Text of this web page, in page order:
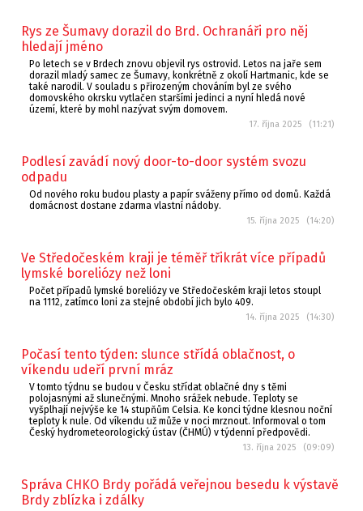
Rys ze Šumavy dorazil do Brd. Ochranáři pro něj
hledají jméno
Po letech se v Brdech znovu objevil rys ostrovid. Letos na jaře sem
dorazil mladý samec ze Šumavy, konkrétně z okolí Hartmanic, kde se
také narodil. V souladu s přirozeným chováním byl ze svého
domovského okrsku vytlačen staršími jedinci a nyní hledá nové
území, které by mohl nazývat svým domovem.
17. října 2025 (11:21)
Podlesí zavádí nový door-to-door systém svozu
odpadu
Od nového roku budou plasty a papír sváženy přímo od domů. Každá
domácnost dostane zdarma vlastní nádoby.
15. října 2025 (14:20)
Ve Středočeském kraji je téměř třikrát více případů
lymské boreliózy než loni
Počet případů lymské boreliózy ve Středočeském kraji letos stoupl
na 1112, zatímco loni za stejné období jich bylo 409.
14. října 2025 (14:30)
Počasí tento týden: slunce střídá oblačnost, o
víkendu udeří první mráz
V tomto týdnu se budou v Česku střídat oblačné dny s těmi
polojasnými až slunečnými. Mnoho srážek nebude. Teploty se
vyšplhají nejvýše ke 14 stupňům Celsia. Ke konci týdne klesnou noční
teploty k nule. Od víkendu už může v noci mrznout. Informoval o tom
Český hydrometeorologický ústav (ČHMÚ) v týdenní předpovědi.
13. října 2025 (09:09)
Správa CHKO Brdy pořádá veřejnou besedu k výstavě
Brdy zblízka i zdálky